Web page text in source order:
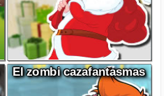
El zombi cazafantasmas